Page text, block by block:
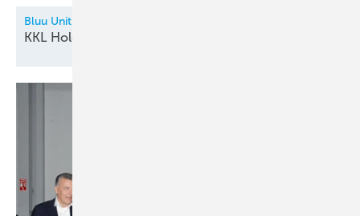
Bluu Unit
KKL Holding neu in der